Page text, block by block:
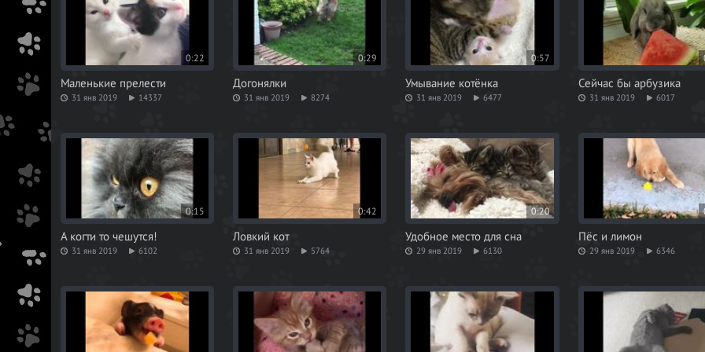
0:22
Маленькие прелести
31 янв 2019 14337
0:29
Догонялки
31 янв 2019 8274
0:57
Умывание котёнка
31 янв 2019 6477
Сейчас бы арбузика
31 янв 2019 6017
0:15
А когти то чешутся!
31 янв 2019 6102
0:42
Ловкий кот
31 янв 2019 5764
0:20
Удобное место для сна
29 янв 2019 6130
Пёс и лимон
29 янв 2019 6346